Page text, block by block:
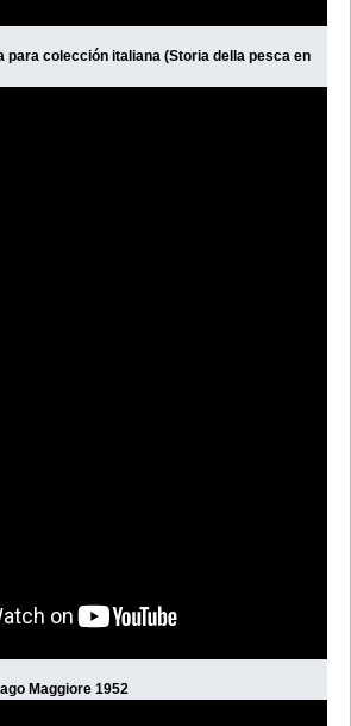
para colección italiana (Storia della pesca en
Maggiore 1952